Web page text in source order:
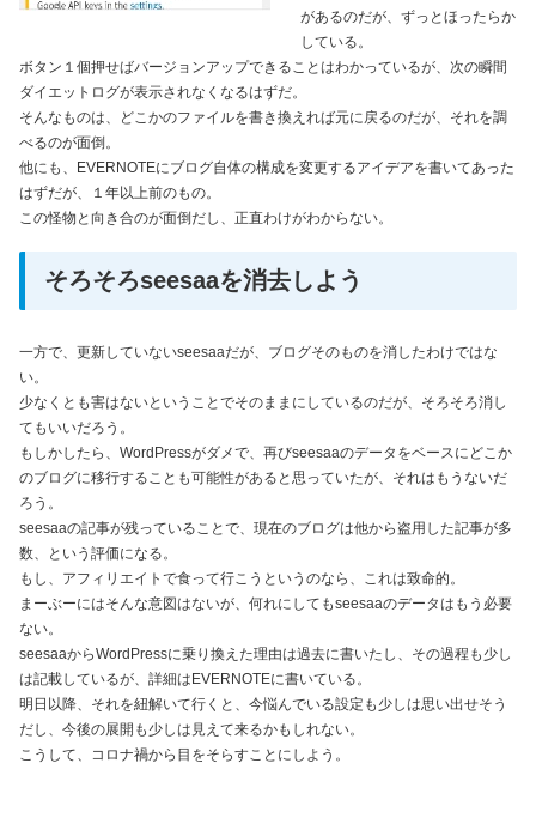
があるのだが、ずっとほったらか
している。
ボタン１個押せばバージョンアップできることはわかっているが、次の瞬間
ダイエットログが表示されなくなるはずだ。
そんなものは、どこかのファイルを書き換えれば元に戻るのだが、それを調
べるのが面倒。
他にも、EVERNOTEにブログ自体の構成を変更するアイデアを書いてあった
はずだが、１年以上前のもの。
この怪物と向き合のが面倒だし、正直わけがわからない。
そろそろseesaaを消去しよう
一方で、更新していないseesaaだが、ブログそのものを消したわけではな
い。
少なくとも害はないということでそのままにしているのだが、そろそろ消し
てもいいだろう。
もしかしたら、WordPressがダメで、再びseesaaのデータをベースにどこか
のブログに移行することも可能性があると思っていたが、それはもうないだ
ろう。
seesaaの記事が残っていることで、現在のブログは他から盗用した記事が多
数、という評価になる。
もし、アフィリエイトで食って行こうというのなら、これは致命的。
まーぶーにはそんな意図はないが、何れにしてもseesaaのデータはもう必要
ない。
seesaaからWordPressに乗り換えた理由は過去に書いたし、その過程も少し
は記載しているが、詳細はEVERNOTEに書いている。
明日以降、それを紐解いて行くと、今悩んでいる設定も少しは思い出せそう
だし、今後の展開も少しは見えて来るかもしれない。
こうして、コロナ禍から目をそらすことにしよう。